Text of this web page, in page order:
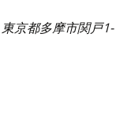
東京都多摩市関戸1-